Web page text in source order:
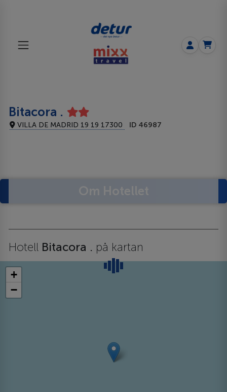
Bitacora .
VILLA DE MADRID 19 19 17300 ID 46987
Hotell Bitacora . på kartan
+
−